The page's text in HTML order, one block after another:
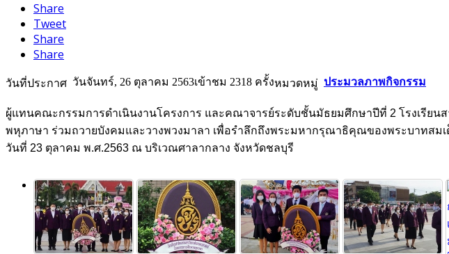
Share
Tweet
Share
Share
วันที่ประกาศ วันจันทร์, 26 ตุลาคม 2563เข้าชม 2318 ครั้งหมวดหมู่ ประมวลภาพกิจกรรม
ผู้แทนคณะกรรมการดำเนินงานโครงการ และคณาจารย์ระดับชั้นมัธยมศึกษาปีที่ 2 โรงเรียน
พหุภาษา ร่วมถวายบังคมและวางพวงมาลา เพื่อรำลึกถึงพระมหากรุณาธิคุณของพระบาทสมเ
วันที่ 23 ตุลาคม พ.ศ.2563 ณ บริเวณศาลากลาง จังหวัดชลบุรี